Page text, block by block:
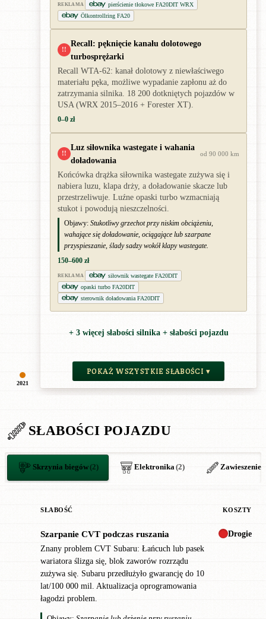
2021
REKLAMA
pierścienie tłokowe FA20DIT WRX
Ölkontrollring FA20
!!
Recall: pęknięcie kanału dolotowego
turbosprężarki
Recall WTA-62: kanał dolotowy z niewłaściwego
materiału pęka, możliwe wypadanie zapłonu aż do
zatrzymania silnika. 18 200 dotkniętych pojazdów w
USA (WRX 2015–2016 + Forester XT).
0–0 zł
!!
Luz siłownika wastegate i wahania
doładowania
od 90 000 km
Końcówka drążka siłownika wastegate zużywa się i
nabiera luzu, klapa drży, a doładowanie skacze lub
przestrzeliwuje. Luźne opaski turbo wzmacniają
stukot i powodują nieszczelności.
Objawy: Stukotliwy grzechot przy niskim obciążeniu,
wahające się doładowanie, ociągające lub szarpane
przyspieszanie, ślady sadzy wokół klapy wastegate.
150–600 zł
REKLAMA
siłownik wastegate FA20DIT
opaski turbo FA20DIT
sterownik doładowania FA20DIT
+ 3 więcej słabości silnika + słabości pojazdu
POKAŻ WSZYSTKIE SŁABOŚCI ▾
SŁABOŚCI POJAZDU
Skrzynia biegów(2) Elektronika(2) Zawieszenie
SŁABOŚĆ KOSZTY
Szarpanie CVT podczas ruszania
Znany problem CVT Subaru: Łańcuch lub pasek
wariatora ślizga się, blok zaworów rozrządu
zużywa się. Subaru przedłużyło gwarancję do 10
lat/100 000 mil. Aktualizacja oprogramowania
łagodzi problem.
Drogie